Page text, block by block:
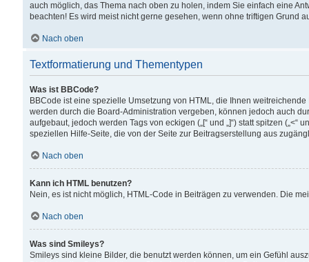
auch möglich, das Thema nach oben zu holen, indem Sie einfach eine
beachten! Es wird meist nicht gerne gesehen, wenn ohne triftigen Grund
Nach oben
Textformatierung und Thementypen
Was ist BBCode?
BBCode ist eine spezielle Umsetzung von HTML, die Ihnen
werden durch die Board-Administration vergeben, können jedoch auch
aufgebaut, jedoch werden Tags von eckigen („[“ und „]“) statt spitzen
speziellen Hilfe-Seite, die von der Seite zur Beitragserstellung aus
Nach oben
Kann ich HTML benutzen?
Nein, es ist nicht möglich, HTML-Code in Beiträgen zu verwenden. Die
Nach oben
Was sind Smileys?
Smileys sind kleine Bilder, die benutzt werden können, um ein Gefühl